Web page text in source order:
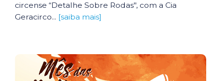
circense “Detalhe Sobre Rodas", com a Cia
Geracirco... [saiba mais]